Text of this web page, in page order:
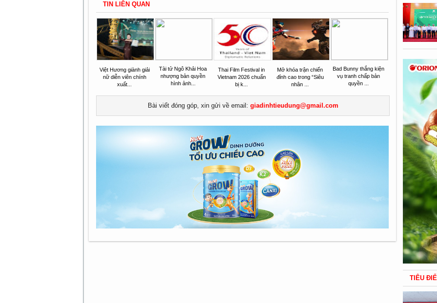
TIN LIÊN QUAN
Việt Hương giành giải
nữ diễn viên chính
xuất...
Tài tử Ngô Khải Hoa
nhượng bản quyền
hình ảnh...
Thai Film Festival in
Vietnam 2026 chuẩn
bị k...
Mở khóa trận chiến
đỉnh cao trong “Siêu
nhân ...
Bad Bunny thắng kiện
vụ tranh chấp bản
quyền ...
Bài viết đóng góp, xin gửi về email: giadinhtieudung@gmail.com
TIÊU